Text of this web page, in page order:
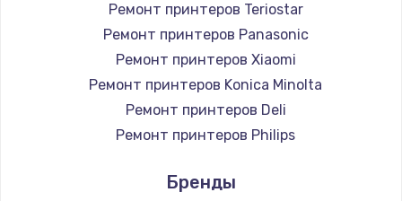
Ремонт принтеров Teriostar
Ремонт принтеров Panasonic
Ремонт принтеров Xiaomi
Ремонт принтеров Konica Minolta
Ремонт принтеров Deli
Ремонт принтеров Philips
Ремонт принтеров Kodak
Бренды